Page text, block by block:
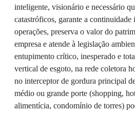
inteligente, visionário e necessário
catastróficos, garante a continuidade
operações, preserva o valor do
empresa e atende à legislação
entupimento crítico, inesperado e
vertical de esgoto, na rede coletora
no interceptor de gordura principal
médio ou grande porte (shopping,
alimentícia, condomínio de torres)